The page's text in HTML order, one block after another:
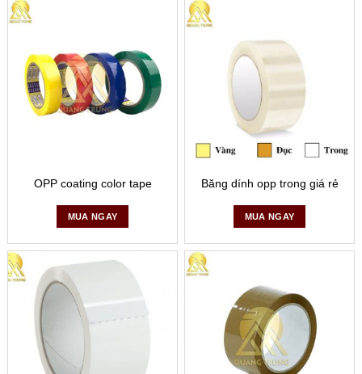
OPP coating color tape
MUA NGAY
Băng dính opp trong giá rẻ
MUA NGAY